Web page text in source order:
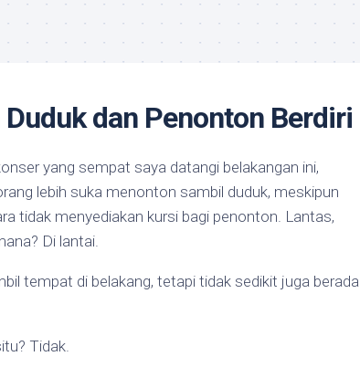
dan Penonton Berdiri
yang sempat saya datangi belakangan ini,
lebih suka menonton sambil duduk, meskipun
tidak menyediakan kursi bagi penonton. Lantas,
Di lantai.
tempat di belakang, tetapi tidak sedikit juga berada
Tidak.